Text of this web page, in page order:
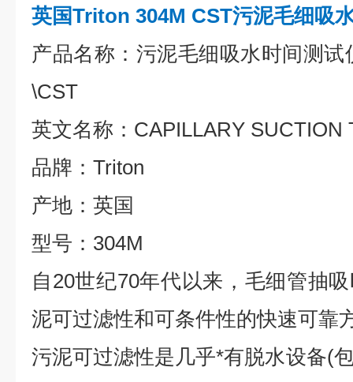
英国Triton 304M CST污泥毛细吸
产品名称：污泥毛细吸水时间测
\CST
英文名称：CAPILLARY SUCTION
品牌：Triton
产地：英国
型号：304M
自20世纪70年代以来，毛细管抽
泥可过滤性和可条件性的快速可靠
污泥可过滤性是几乎*有脱水设备(